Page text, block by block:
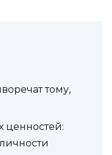
тому,
ценностей: